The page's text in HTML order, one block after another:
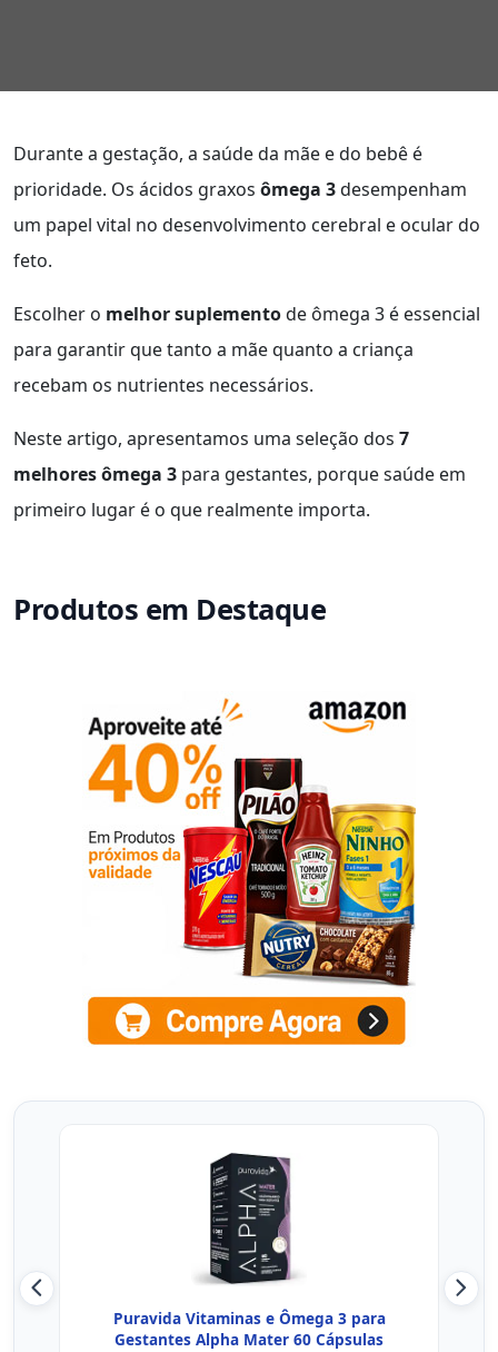
Durante a gestação, a saúde da mãe e do bebê é
prioridade. Os ácidos graxos ômega 3desempenham
um papel vital no desenvolvimento cerebral e ocular do
feto.
Escolher o melhor suplementode ômega 3 é essencial
para garantir que tanto a mãe quanto a criança
recebam os nutrientes necessários.
Neste artigo, apresentamos uma seleção dos 7
melhores ômega 3 para gestantes, porque saúde em
primeiro lugar é o que realmente importa.
Produtos em Destaque
Puravida Vitaminas e Ômega 3 para
Gestantes Alpha Mater 60 Cápsulas